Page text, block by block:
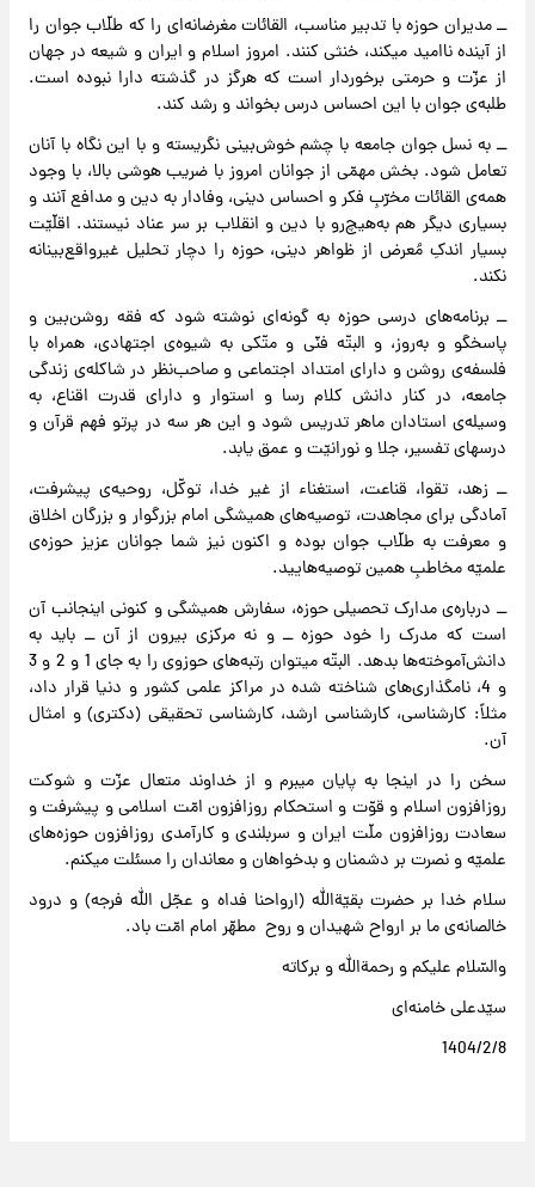
ــ مدیران حوزه با تدبیر مناسب، القائات مغرضانه‌ای را که طلّاب جوان را
از آینده ناامید میکند، خنثی کنند. امروز اسلام و ایران و شیعه در جهان
از عزّت و حرمتی برخوردار است که هرگز در گذشته دارا نبوده است.
طلبه‌ی جوان با این احساس درس بخواند و رشد کند.
ــ به نسل جوان جامعه با چشم خوش‌بینی نگریسته و با این نگاه با آنان
تعامل شود. بخش مهمّی از جوانان امروز با ضریب هوشی بالا، با وجود
همه‌ی القائات مخرّبِ فکر و احساس دینی، وفادار به دین و مدافع آنند و
بسیاری دیگر هم به‌هیچ‌رو با دین و انقلاب بر سر عناد نیستند. اقلّیّت
بسیار اندکِ مُعرض از ظواهر دینی، حوزه را دچار تحلیل غیرواقع‌بینانه
نکند.
ــ برنامه‌های درسی حوزه به گونه‌ای نوشته شود که فقه روشن‌بین و
پاسخگو و به‌روز، و البتّه فنّی و متّکی به شیوه‌ی اجتهادی، همراه با
فلسفه‌ی روشن و دارای امتداد اجتماعی و صاحب‌نظر در شاکله‌ی زندگی
جامعه، در کنار دانش کلام رسا و استوار و دارای قدرت اقناع، به
وسیله‌ی استادان ماهر تدریس شود و این هر سه در پرتو فهم قرآن و
درسهای تفسیر، جلا و نورانیّت و عمق یابد.
ــ زهد، تقوا، قناعت، استغناء از غیر خدا، توکّل، روحیه‌ی پیشرفت،
آمادگی برای مجاهدت، توصیه‌های همیشگی امام بزرگوار و بزرگان اخلاق
و معرفت به طلّاب جوان بوده و اکنون نیز شما جوانان عزیز حوزه‌ی
علمیّه مخاطبِ همین توصیه‌هایید.
ــ درباره‌ی مدارک تحصیلی حوزه، سفارش همیشگی و کنونی اینجانب آن
است که مدرک را خود حوزه ــ و نه مرکزی بیرون از آن ــ ‌باید به
دانش‌آموخته‌ها بدهد. البتّه میتوان رتبه‌های حوزوی را به جای 1 و 2 و 3
و 4، نامگذاری‌های شناخته‌ شده در مراکز علمی کشور و دنیا قرار داد،
مثلاً: کارشناسی، کارشناسی ارشد، کارشناسی تحقیقی (دکتری) و امثال
آن.
سخن را در اینجا به پایان میبرم و از خداوند متعال عزّت و شوکت
روزافزون اسلام و قوّت و استحکام روزافزون امّت اسلامی و پیشرفت و
سعادت روزافزون ملّت ایران و سربلندی و کارآمدی روزافزون حوزه‌های
علمیّه و نصرت بر دشمنان و بدخواهان و معاندان را مسئلت میکنم.
سلام خدا بر حضرت بقیّة‌الله (ارواحنا فداه و عجّل الله ‌فرجه) و درود
خالصانه‌ی ما بر ارواح شهیدان و روح مطهّر امام امّت باد.
والسّلام علیکم و رحمة‌الله و‌ برکاته
سیّدعلی خامنه‌ای
1404/2/8